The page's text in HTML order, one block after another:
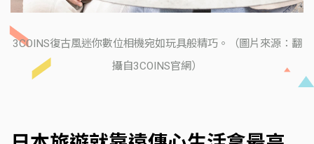
3COINS復古風迷你數位相機宛如玩具般精巧。（圖片來源：翻
攝自3COINS官網）